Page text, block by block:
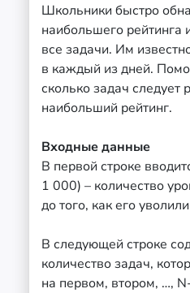
Школьники быстро
наибольшего рейтинга
все задачи. Им
в каждый из дней.
сколько задач следует
наибольший рейтинг.
Входные данные
В первой строке
1 000) – количество
до того, как его
В следующей строке
количество задач,
на первом, втором, …,